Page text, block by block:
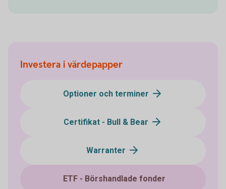
Investera i värdepapper
Optioner och terminer
Certifikat - Bull & Bear
Warranter
ETF - Börshandlade fonder